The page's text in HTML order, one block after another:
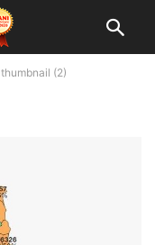
thumbnail (2)